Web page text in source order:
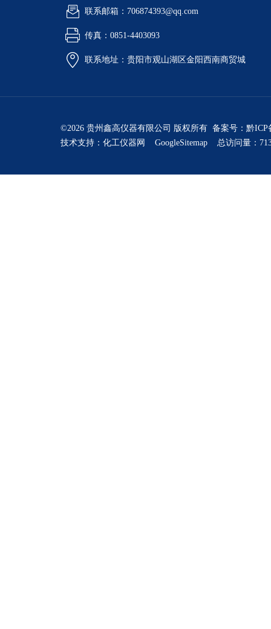
联系邮箱：706874393@qq.com
传真：0851-4403093
联系地址：贵阳市观山湖区金阳西南商贸城
©2026 贵州鑫高仪器有限公司 版权所有 备案号： 黔ICP
技术支持： 化工仪器网 GoogleSitemap 总访问量：